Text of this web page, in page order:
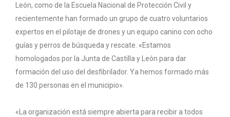
León, como de la Escuela Nacional de Protección Civil y
recientemente han formado un grupo de cuatro voluntarios
expertos en el pilotaje de drones y un equipo canino con ocho
guías y perros de búsqueda y rescate. «Estamos
homologados por la Junta de Castilla y León para dar
formación del uso del desfibrilador. Ya hemos formado más
de 130 personas en el municipio».
«La organización está siempre abierta para recibir a todos